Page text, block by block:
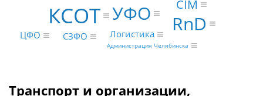
КСОТ УФО RnD
CIM
ЦФО СЗФО Логистика
Администрация Челябинска
Транспорт и организации,